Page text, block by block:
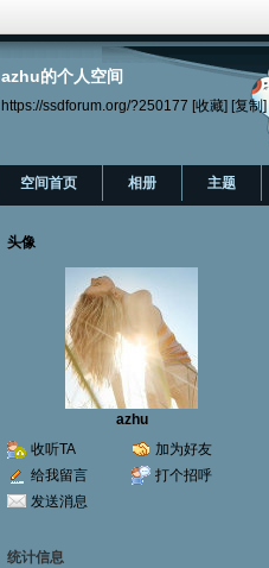
azhu的个人空间
https://ssdforum.org/?250177 [收藏] [复制]
空间首页 相册 主题
头像
azhu
收听TA
加为好友
给我留言
打个招呼
发送消息
统计信息